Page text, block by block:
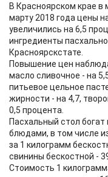
В Красноярском крае в
марту 2018 года цены
увеличились на 6,5
ингредиенты
Красноярскстате.
Повышение цен
масло сливочное - на
питьевое цельное
жирности - на 4,7,
0,5 процента.
Пасхальный стол богат
блюдами, в том числе
за 1 килограмм
свинины бескостной -
Стоимость 1